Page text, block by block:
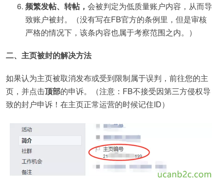
频繁发帖、转帖， 会被判定为低质量账户内容，从而导
致账户被封。（没有写在FB官方的条例里，但是审核
严格的情况下，该条内容也属于考察范围之内。）
二、主页被封的解决方法
如果认为主页被取消发布或受到限制属于误判，前往您的主
页，并点击顶部的申诉。（注意：FB不接受因第三方侵权导
致的封户申诉！在主页正常运营的时候记住ID）